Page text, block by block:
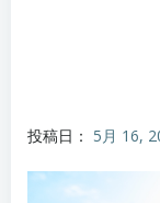
投稿日： 5月 16,